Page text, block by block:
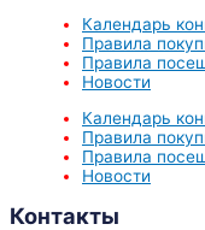
Календарь
Правила
Правила
Новости
Календарь
Правила
Правила
Новости
Контакты